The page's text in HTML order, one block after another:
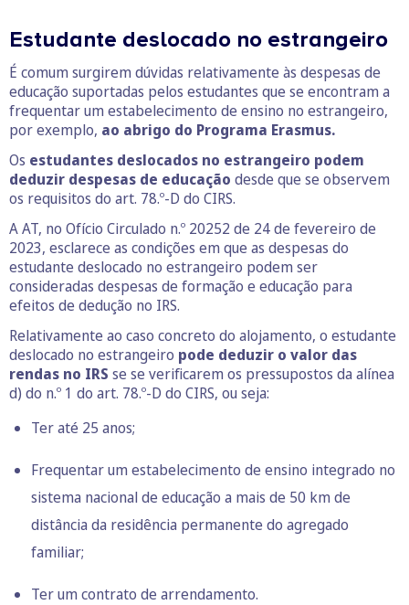
Estudante deslocado no estrangeiro
É comum surgirem dúvidas relativamente às despesas de
educação suportadas pelos estudantes que se encontram a
frequentar um estabelecimento de ensino no estrangeiro,
por exemplo, ao abrigo do Programa Erasmus.
Os estudantes deslocados no estrangeiro podem
deduzir despesas de educação desde que se observem
os requisitos do art. 78.º-D do CIRS.
A AT, no Ofício Circulado n.º 20252 de 24 de fevereiro de
2023, esclarece as condições em que as despesas do
estudante deslocado no estrangeiro podem ser
consideradas despesas de formação e educação para
efeitos de dedução no IRS.
Relativamente ao caso concreto do alojamento, o estudante
deslocado no estrangeiro pode deduzir o valor das
rendas no IRS se se verificarem os pressupostos da alínea
d) do n.º 1 do art. 78.º-D do CIRS, ou seja:
Ter até 25 anos;
Frequentar um estabelecimento de ensino integrado no
sistema nacional de educação a mais de 50 km de
distância da residência permanente do agregado
familiar;
Ter um contrato de arrendamento.